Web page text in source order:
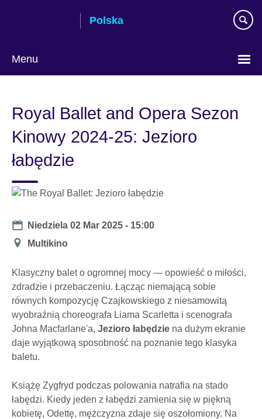
Polska
Menu
Royal Ballet and Opera Sezon
Kinowy 2024-25: Jezioro
łabędzie
Date
Niedziela 02 Mar 2025 - 15:00
Miejsce
Multikino
Klasyczny balet o ogromnej mocy — opowieść o miłości,
zdradzie i przebaczeniu. Łącząc niemającą sobie
równych kompozycję Czajkowskiego z niesamowitą
wyobraźnią choreografa Liama Scarletta i scenografa
Johna Macfarlane'a, Jezioro łabędzie na dużym ekranie
daje wyjątkową sposobność na poznanie tego klasyka
baletu.
Książę Zygfryd podczas polowania natrafia na stado
łabędzi. Kiedy jeden z łabędzi zamienia się w piękną
kobietę, Odettę, mężczyzna zdaje się oszołomiony. Na